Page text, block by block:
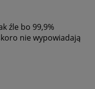
źle bo 99,9%
nie wypowiadają